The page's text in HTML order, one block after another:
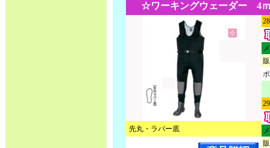
☆ワーキングウェーダー 4
先丸・ラバー底